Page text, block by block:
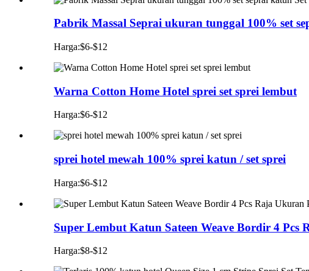
Pabrik Massal Seprai ukuran tunggal 100% set
Harga:$6-$12
Warna Cotton Home Hotel sprei set sprei lembut
Harga:$6-$12
sprei hotel mewah 100% sprei katun / set sprei
Harga:$6-$12
Super Lembut Katun Sateen Weave Bordir 4
Harga:$8-$12